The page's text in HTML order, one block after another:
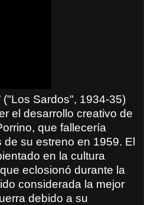
("Los Sardos", 1934-35)
el desarrollo creativo de
que fallecería
su estreno en 1959. El
en la cultura
eclosionó durante la
considerada la mejor
debido a su